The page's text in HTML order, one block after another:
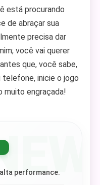
está procurando
de abraçar sua
precisa dar
você vai querer
que, você sabe,
telefone, inicie o jogo
muito engraçada!
performance.